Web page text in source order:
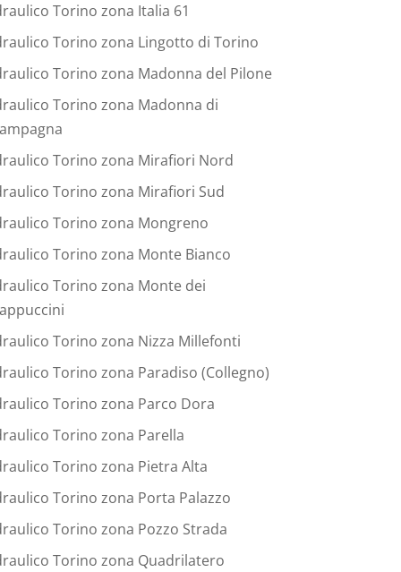
Torino zona Italia 61
Torino zona Lingotto di Torino
Torino zona Madonna del Pilone
Torino zona Madonna di
Torino zona Mirafiori Nord
Torino zona Mirafiori Sud
Torino zona Mongreno
Torino zona Monte Bianco
Torino zona Monte dei
Torino zona Nizza Millefonti
Torino zona Paradiso (Collegno)
Torino zona Parco Dora
Torino zona Parella
Torino zona Pietra Alta
Torino zona Porta Palazzo
Torino zona Pozzo Strada
Torino zona Quadrilatero